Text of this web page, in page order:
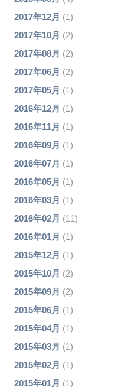
2017年12月 (1)
2017年10月 (2)
2017年08月 (2)
2017年06月 (2)
2017年05月 (1)
2016年12月 (1)
2016年11月 (1)
2016年09月 (1)
2016年07月 (1)
2016年05月 (1)
2016年03月 (1)
2016年02月 (11)
2016年01月 (1)
2015年12月 (1)
2015年10月 (2)
2015年09月 (2)
2015年06月 (1)
2015年04月 (1)
2015年03月 (1)
2015年02月 (1)
2015年01月 (1)